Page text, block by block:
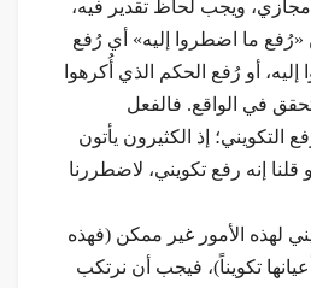
مجازي، ويجب لحاظ تقدير فيه،
«رُفع ما اضطروا إليه» أي رُفع
أو رُفع الحكم الذي أُكرهوا
في الواقع. فالفعل
التكويني؛ إذ الكثيرون يأتون
إنه رفع تكويني، لاضطررنا
لهذه الأمور غير ممكن (فهذه
تكويناً)، فيجب أن نرتكب